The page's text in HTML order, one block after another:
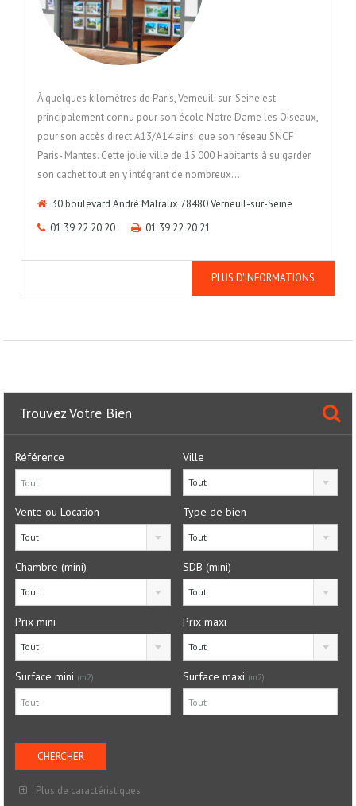
À quelques kilomètres de Paris, Verneuil-sur-Seine est
principalement connu pour son école Notre Dame les Oiseaux,
pour son accès direct A13/A14 ainsi que son réseau SNCF
Paris- Mantes. Cette jolie ville de 15 000 Habitants à su garder
son cachet tout en y intégrant de nombreux…
30 boulevard André Malraux 78480 Verneuil-sur-Seine
01 39 22 20 20
01 39 22 20 21
PLUS D'INFORMATIONS
Trouvez Votre Bien
Référence Ville
Tout
Vente ou Location
Tout
Type de bien
Tout
Chambre (mini)
Tout
SDB (mini)
Tout
Prix mini
Tout
Prix maxi
Tout
Surface mini (m2) Surface maxi (m2)
Plus de caractéristiques